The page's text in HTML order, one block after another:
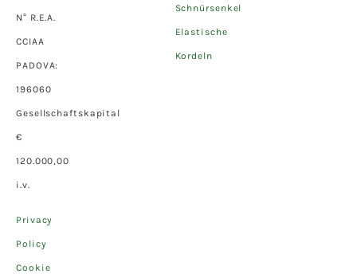
N° R.E.A.
CCIAA
PADOVA:
196060
Gesellschaftskapital
€
120.000,00
i.v.
Privacy
Policy
Cookie
Schnürsenkel
Elastische
Kordeln